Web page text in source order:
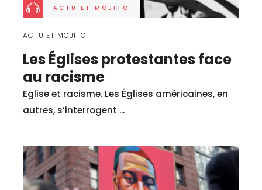
ACTU ET MOJITO
ACTU ET MOJITO
Les Églises protestantes face
au racisme
Eglise et racisme. Les Églises américaines, en
autres, s’interrogent ...